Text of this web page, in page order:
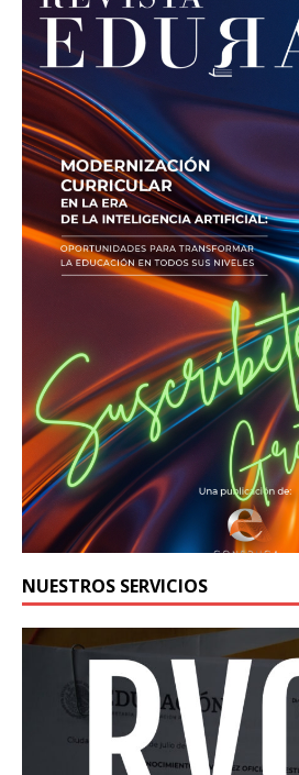
NUESTROS SERVICIOS